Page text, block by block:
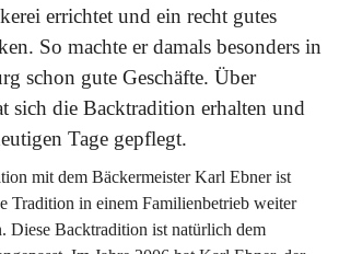
errichtet und ein recht gutes
So machte er damals besonders in
schon gute Geschäfte. Über
sich die Backtradition erhalten und
Tage gepflegt.
mit dem Bäckermeister Karl Ebner ist
Tradition in einem Familienbetrieb weiter
Diese Backtradition ist natürlich dem